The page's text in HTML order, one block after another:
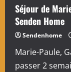
le
de
Séjour de
Senden Home
Sendenhome
Marie-Paule,
passer 2